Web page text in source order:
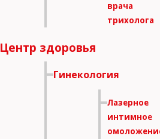
врача
трихолога
Центр здоровья
Гинекология
Лазерное
интимное